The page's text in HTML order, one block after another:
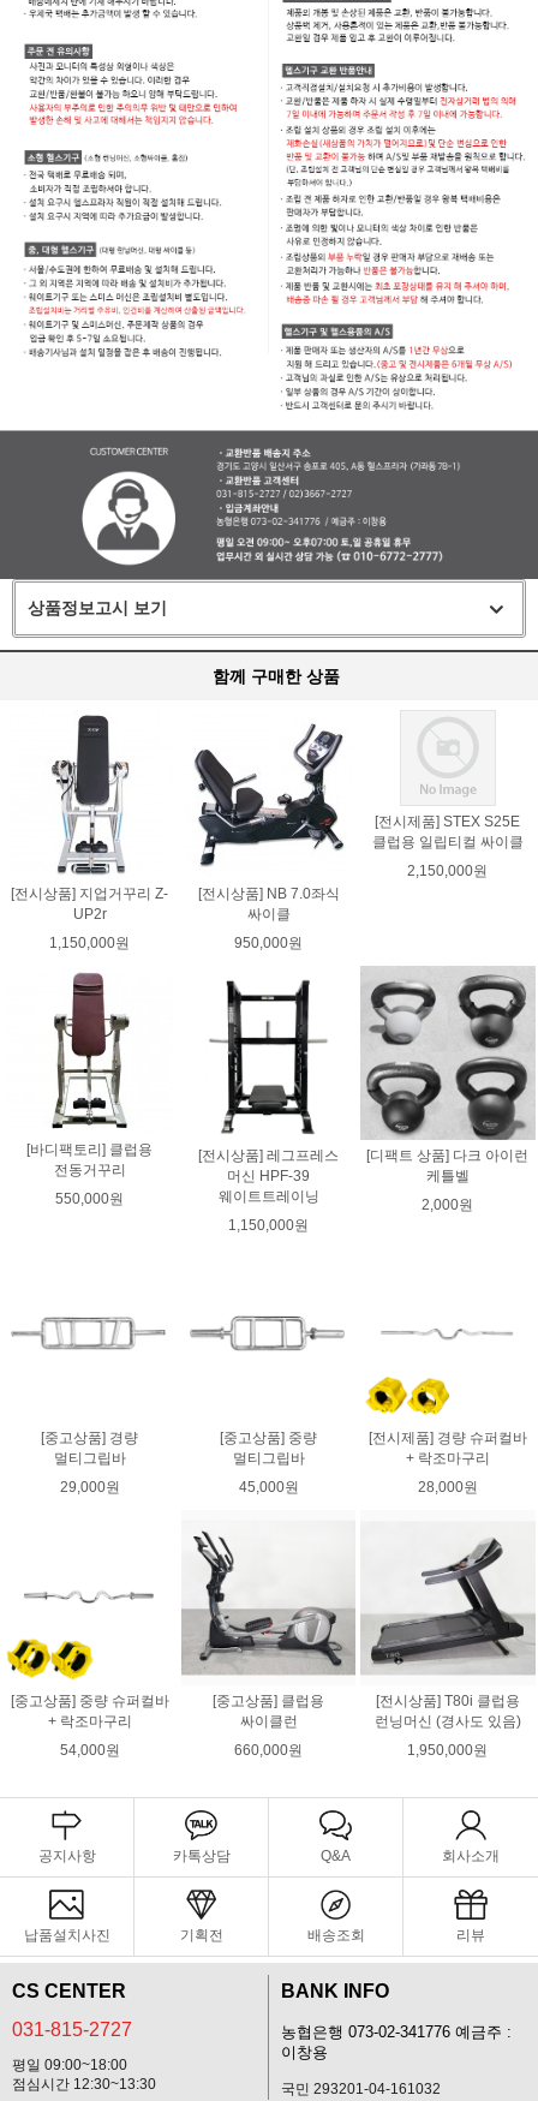
상품정보고시 보기
함께 구매한 상품
[전시상품] 지업거꾸리 Z-
UP2r
1,150,000원
[전시상품] NB 7.0좌식
싸이클
950,000원
[전시제품] STEX S25E
클럽용 일립티컬 싸이클
2,150,000원
[바디팩토리] 클럽용
전동거꾸리
550,000원
[전시상품] 레그프레스
머신 HPF-39
웨이트트레이닝
1,150,000원
[디팩트 상품] 다크 아이런
케틀벨
2,000원
[중고상품] 경량
멀티그립바
29,000원
[중고상품] 중량
멀티그립바
45,000원
[전시제품] 경량 슈퍼컬바
+ 락조마구리
28,000원
[중고상품] 중량 슈퍼컬바
+ 락조마구리
54,000원
[중고상품] 클럽용
싸이클런
660,000원
[전시상품] T80i 클럽용
런닝머신 (경사도 있음)
1,950,000원
공지사항 카톡상담 Q&A 회사소개
납품설치사진 기획전 배송조회 리뷰
CS CENTER
031-815-2727
평일 09:00~18:00
점심시간 12:30~13:30
BANK INFO
농협은행 073-02-341776 예금주 :
이창용
국민 293201-04-161032